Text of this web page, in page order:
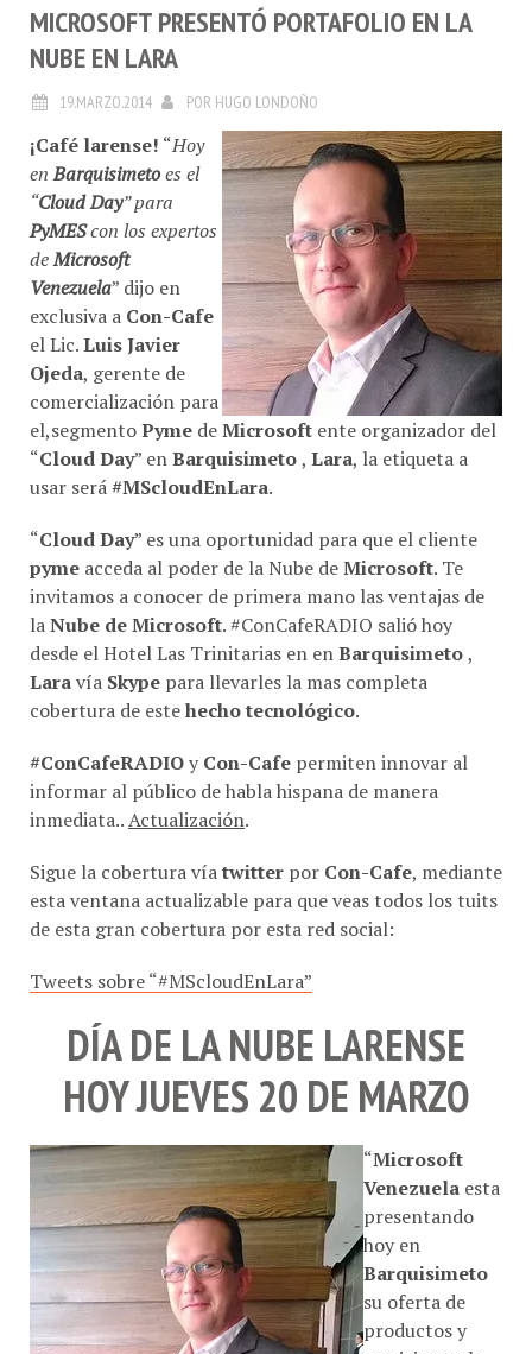
MICROSOFT PRESENTÓ PORTAFOLIO EN LA
NUBE EN LARA
19.MARZO.2014 POR HUGO LONDOÑO
¡Café larense! “Hoy
enBarquisimetoes el
“Cloud Day” para
PyMEScon los expertos
deMicrosoft
Venezuela” dijo en
exclusiva a Con-Cafe
el Lic.Luis Javier
Ojeda, gerente de
comercialización para
el,segmentoPyme deMicrosoft ente organizador del
“Cloud Day” enBarquisimeto, Lara, la etiqueta a
usar será#MScloudEnLara.
“Cloud Day” es una oportunidad para que el cliente
pyme acceda al poder de la Nube deMicrosoft. Te
invitamos a conocer de primera mano las ventajas de
laNube de Microsoft. #ConCafeRADIO salió hoy
desde el Hotel Las Trinitarias en enBarquisimeto,
Laravía Skype para llevarles la mas completa
cobertura de estehecho tecnológico.
#ConCafeRADIOy Con-Cafe permiten innovar al
informar al público de habla hispana de manera
inmediata..Actualización.
Sigue la cobertura víatwitter por Con-Cafe, mediante
esta ventana actualizable para que veas todos los tuits
de esta gran cobertura por esta red social:
Tweets sobre “#MScloudEnLara”
DÍA DE LA NUBE LARENSE
HOY JUEVES 20 DE MARZO
“Microsoft
Venezuela esta
presentando
hoy en
Barquisimeto
su oferta de
productos y